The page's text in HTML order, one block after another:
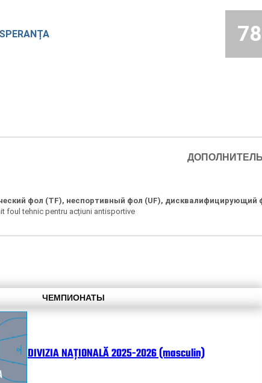
78
фол (ТF), неспортивный фол (UF), дисквалифицирующий
foul tehnic pentru acțiuni antisportive
ЧЕМПИОНАТЫ
DIVIZIA NAȚIONALĂ 2025-2026 (masculin)